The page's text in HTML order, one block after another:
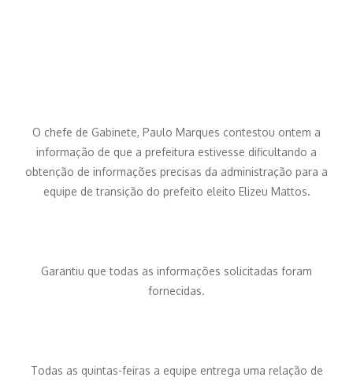
O chefe de Gabinete, Paulo Marques contestou ontem a
informação de que a prefeitura estivesse dificultando a
obtenção de informações precisas da administração para a
equipe de transição do prefeito eleito Elizeu Mattos.
Garantiu que todas as informações solicitadas foram
fornecidas.
Todas as quintas-feiras a equipe entrega uma relação de